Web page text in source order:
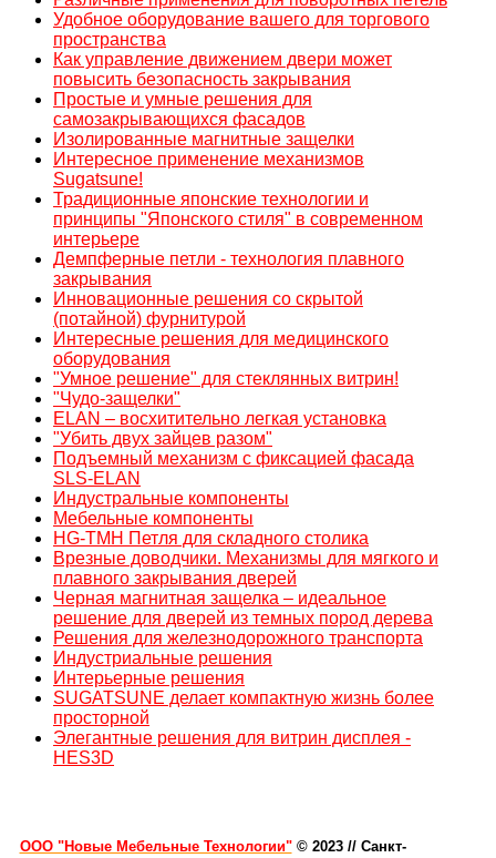
Удобное оборудование вашего для торгового
пространства
Как управление движением двери может
повысить безопасность закрывания
Простые и умные решения для
самозакрывающихся фасадов
Изолированные магнитные защелки
Интересное применение механизмов
Sugatsune!
Традиционные японские технологии и
принципы "Японского стиля" в современном
интерьере
Демпферные петли - технология плавного
закрывания
Инновационные решения со скрытой
(потайной) фурнитурой
Интересные решения для медицинского
оборудования
"Умное решение" для стеклянных витрин!
"Чудо-защелки"
ELAN – восхитительно легкая установка
"Убить двух зайцев разом"
Подъемный механизм с фиксацией фасада
SLS-ELAN
Индустральные компоненты
Мебельные компоненты
HG-TMH Петля для складного столика
Врезные доводчики. Механизмы для мягкого и
плавного закрывания дверей
Черная магнитная защелка – идеальное
решение для дверей из темных пород дерева
Решения для железнодорожного транспорта
Индустриальные решения
Интерьерные решения
SUGATSUNE делает компактную жизнь более
просторной
Элегантные решения для витрин дисплея -
HES3D
ООО "Новые Мебельные Технологии" © 2023// Санкт-